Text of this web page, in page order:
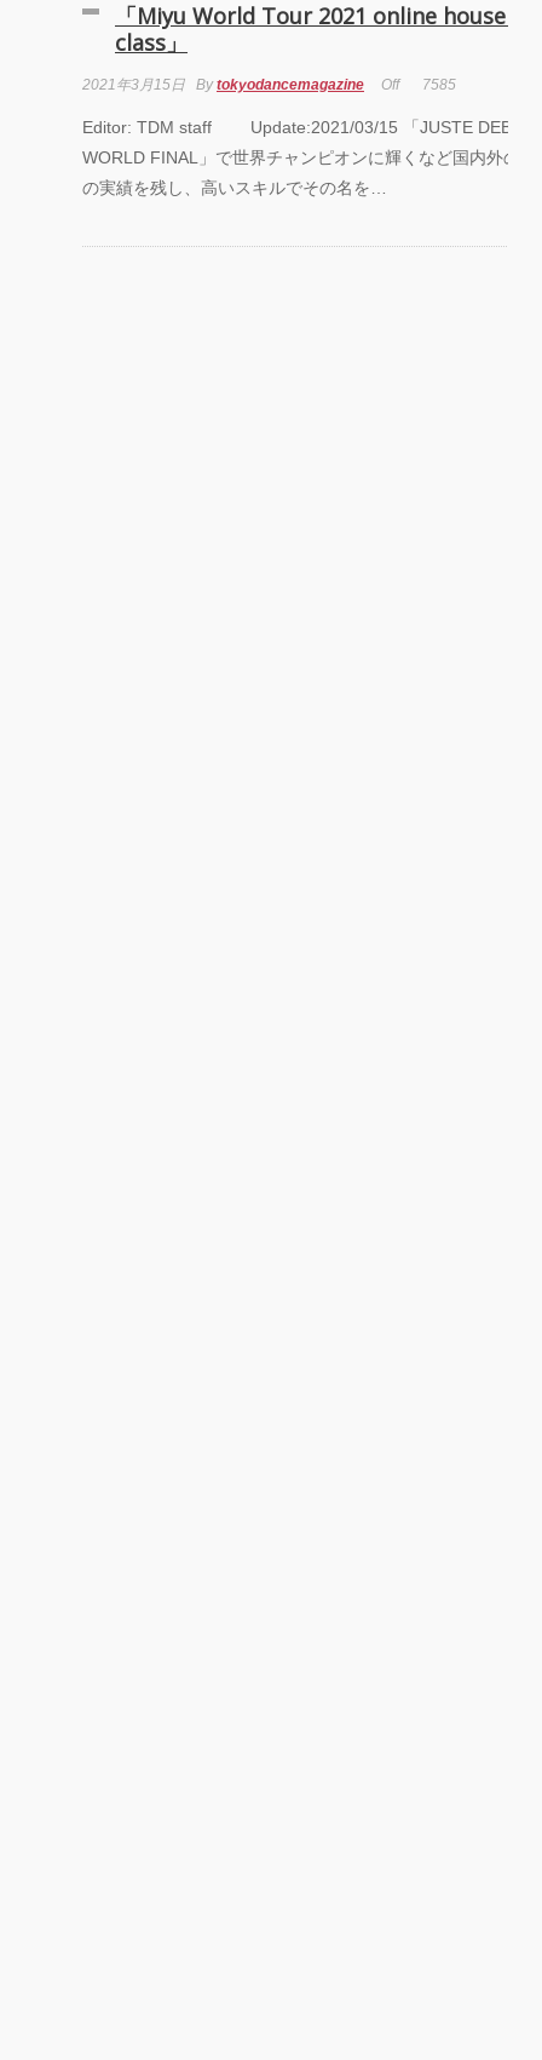
「Miyu World Tour 2021 online house
class」
2021年3月15日 Bytokyodancemagazine Off 7585
Editor: TDM staff Update:2021/03/15 「JUSTE
WORLD FINAL」で世界チャンピオンに輝くなど国内外のバ
の実績を残し、高いスキルでその名を…